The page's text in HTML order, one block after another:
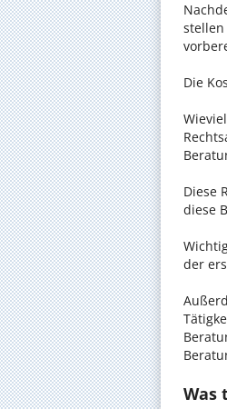
stellen
Die
Diese
diese
der
Was